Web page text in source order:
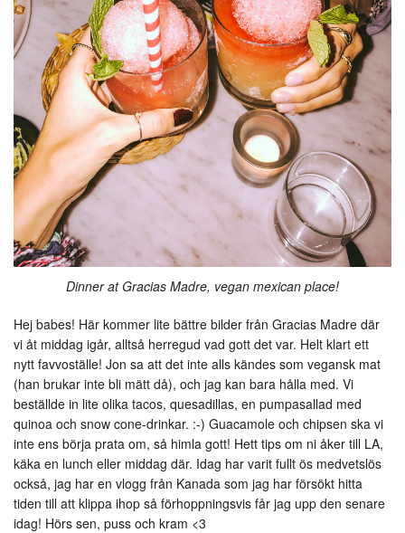
Dinner at Gracias Madre, vegan mexican place!
Hej babes! Här kommer lite bättre bilder från Gracias Madre där
vi åt middag igår, alltså herregud vad gott det var. Helt klart ett
nytt favvoställe! Jon sa att det inte alls kändes som vegansk mat
(han brukar inte bli mätt då), och jag kan bara hålla med. Vi
beställde in lite olika tacos, quesadillas, en pumpasallad med
quinoa och snow cone-drinkar. :-) Guacamole och chipsen ska vi
inte ens börja prata om, så himla gott! Hett tips om ni åker till LA,
käka en lunch eller middag där. Idag har varit fullt ös medvetslös
också, jag har en vlogg från Kanada som jag har försökt hitta
tiden till att klippa ihop så förhoppningsvis får jag upp den senare
idag! Hörs sen, puss och kram <3